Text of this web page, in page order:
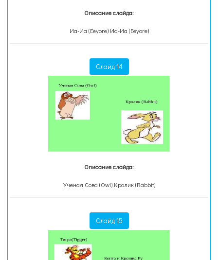
Описание слайда:
Иа-Иа (Eeyore) Иа-Иа (Eeyore)
Слайд 14
Описание слайда:
Ученая Сова (Owl) Кролик (Rabbit)
Слайд 15